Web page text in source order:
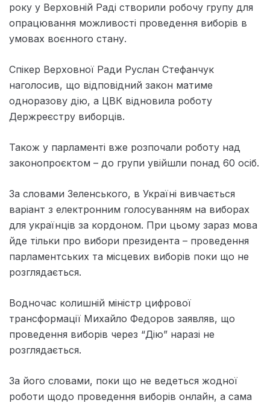
року у Верховній Раді створили робочу групу для
опрацювання можливості проведення виборів в
умовах воєнного стану.
Спікер Верховної Ради Руслан Стефанчук
наголосив, що відповідний закон матиме
одноразову дію, а ЦВК відновила роботу
Держреєстру виборців.
Також у парламенті вже розпочали роботу над
законопроєктом – до групи увійшли понад 60 осіб.
За словами Зеленського, в Україні вивчається
варіант з електронним голосуванням на виборах
для українців за кордоном. При цьому зараз мова
йде тільки про вибори президента – проведення
парламентських та місцевих виборів поки що не
розглядається.
Водночас колишній міністр цифрової
трансформації Михайло Федоров заявляв, що
проведення виборів через “Дію” наразі не
розглядається.
За його словами, поки що не ведеться жодної
роботи щодо проведення виборів онлайн, а сама